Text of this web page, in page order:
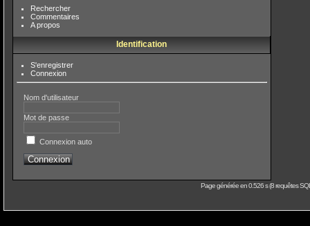
Rechercher
Commentaires
A propos
Identification
S'enregistrer
Connexion
Nom d'utilisateur
Mot de passe
Connexion auto
Page générée en 0.526 s (8 requêtes